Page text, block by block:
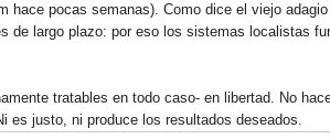
pocas semanas). Como dice el viejo
de largo plazo: por eso los sistemas localistas
tratables en todo caso- en libertad. No
es justo, ni produce los resultados deseados.